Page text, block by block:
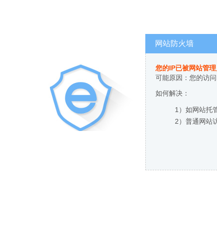
网站防火墙
您的IP已被网站管
可能原因：您的访
如何解决：
1）如网站托
2）普通网站